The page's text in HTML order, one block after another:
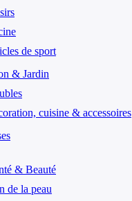
de sport
& Jardin
cuisine & accessoires
& Beauté
de la peau